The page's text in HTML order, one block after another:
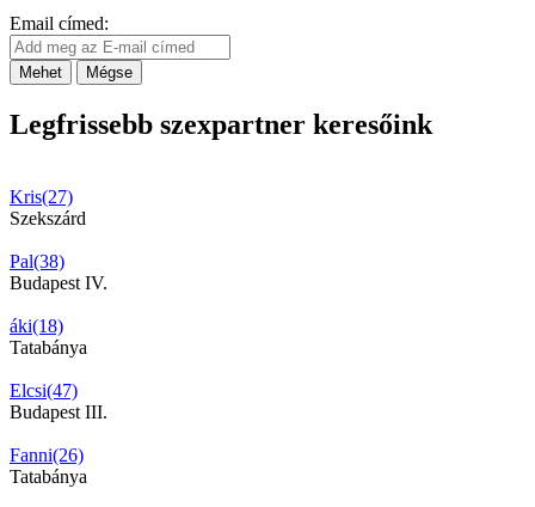
Email címed:
Mehet Mégse
Legfrissebb szexpartner keresőink
Kris(27)
Szekszárd
Pal(38)
Budapest IV.
áki(18)
Tatabánya
Elcsi(47)
Budapest III.
Fanni(26)
Tatabánya